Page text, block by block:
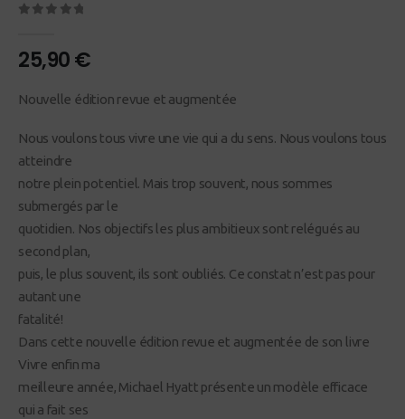
25,90€
Nouvelle édition revue et augmentée
Nous voulons tous vivre une vie qui a du sens. Nous voulons tous
atteindre
notre plein potentiel. Mais trop souvent, nous sommes
submergés par le
quotidien. Nos objectifs les plus ambitieux sont relégués au
second plan,
puis, le plus souvent, ils sont oubliés. Ce constat n’est pas pour
autant une
fatalité!
Dans cette nouvelle édition revue et augmentée de son livre
Vivre enfin ma
meilleure année, Michael Hyatt présente un modèle efficace
qui a fait ses